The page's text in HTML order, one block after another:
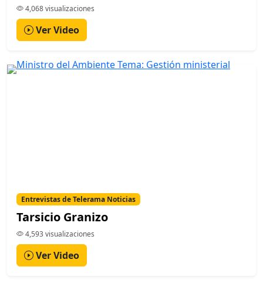
4,068 visualizaciones
Ver Video
Entrevistas de Telerama Noticias
Tarsicio Granizo
4,593 visualizaciones
Ver Video